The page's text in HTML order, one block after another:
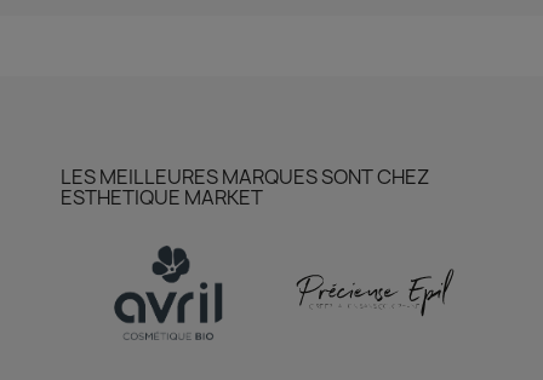
LES MEILLEURES MARQUES SONT CHEZ
ESTHETIQUE MARKET